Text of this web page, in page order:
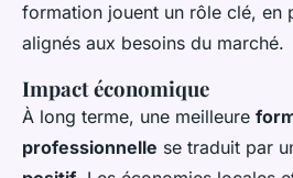
formation jouent un rôle clé, en
alignés aux besoins du marché.
Impact économique
À long terme, une meilleure
professionnelle se traduit par